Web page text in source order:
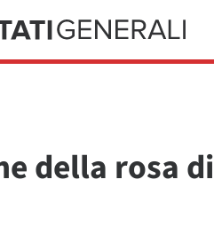
della rosa di